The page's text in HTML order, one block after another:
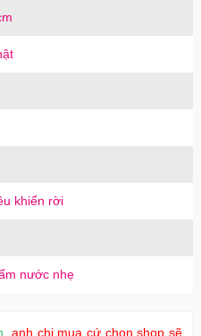
khiển rời
nước nhẹ
, anh chị mua cứ chọn shop sẽ